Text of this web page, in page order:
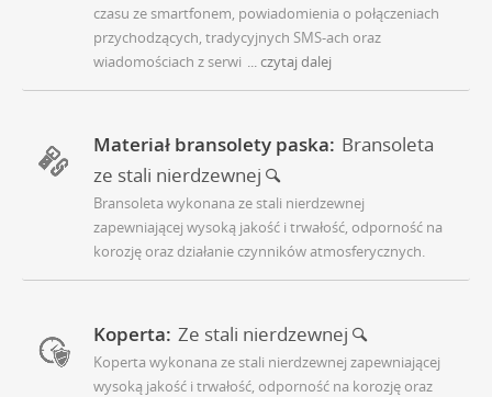
czasu ze smartfonem, powiadomienia o połączeniach
przychodzących, tradycyjnych SMS-ach oraz
wiadomościach z serwi ... czytaj dalej
Materiał bransolety paska: Bransoleta
ze stali nierdzewnej
Bransoleta wykonana ze stali nierdzewnej
zapewniającej wysoką jakość i trwałość, odporność na
korozję oraz działanie czynników atmosferycznych.
Koperta: Ze stali nierdzewnej
Koperta wykonana ze stali nierdzewnej zapewniającej
wysoką jakość i trwałość, odporność na korozję oraz